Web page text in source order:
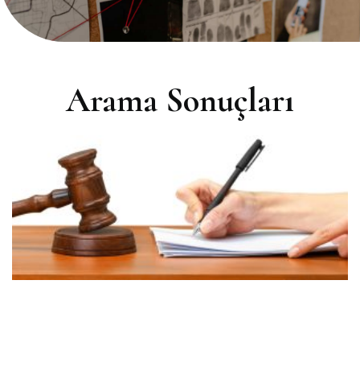
Arama Sonuçları